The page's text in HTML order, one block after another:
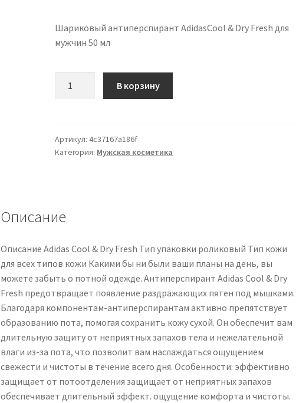
Шариковый антиперспирант AdidasCool & Dry Fresh для
мужчин 50 мл
Dry
Fresh
per
ml
В корзину
Артикул:4c37167a186f
Категория: Мужская косметика
Описание
Описание Adidas Cool & Dry Fresh Тип упаковки роликовый Тип кожи
для всех типов кожи Какими бы ни были ваши планы на день, вы
можете забыть о потной одежде. Антиперспирант Adidas Cool & Dry
Fresh предотвращает появление раздражающих пятен под мышками.
Благодаря компонентам-антиперспирантам активно препятствует
образованию пота, помогая сохранить кожу сухой. Он обеспечит вам
длительную защиту от неприятных запахов тела и нежелательной
влаги из-за пота, что позволит вам наслаждаться ощущением
свежести и чистоты в течение всего дня. Особенности: эффективно
защищает от потоотделения защищает от неприятных запахов
обеспечивает длительный эффект. ощущение комфорта и чистоты.